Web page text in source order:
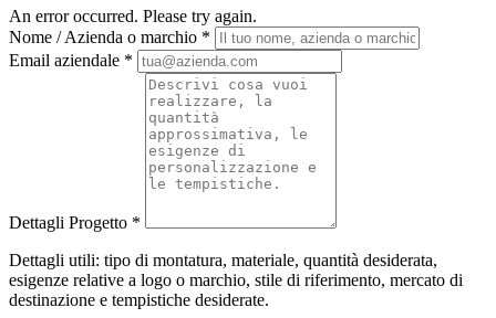
An error occurred. Please try again.
Nome / Azienda o marchio *
Email aziendale *
Dettagli Progetto *
Dettagli utili: tipo di montatura, materiale, quantità desiderata,
esigenze relative a logo o marchio, stile di riferimento, mercato di
destinazione e tempistiche desiderate.